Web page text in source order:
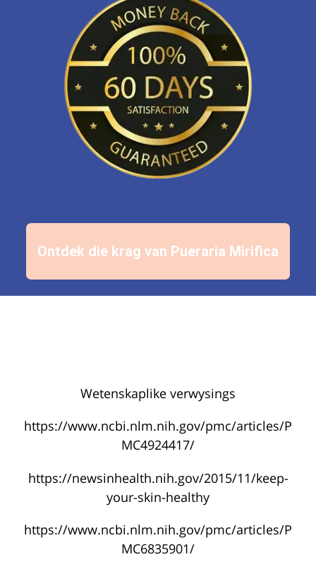
Ontdek die krag van Pueraria Mirifica
Wetenskaplike verwysings
https://www.ncbi.nlm.nih.gov/pmc/articles/P
MC4924417/
https://newsinhealth.nih.gov/2015/11/keep-
your-skin-healthy
https://www.ncbi.nlm.nih.gov/pmc/articles/P
MC6835901/